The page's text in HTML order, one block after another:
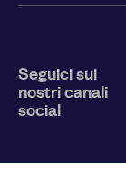
Seguici sui
nostri canali
social